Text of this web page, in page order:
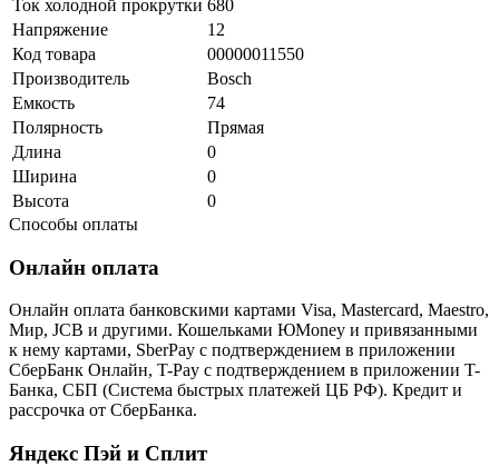
Ток холодной прокрутки 680
Напряжение
12
Код товара
00000011550
Производитель
Bosch
Емкость
74
Полярность
Прямая
Длина
0
Ширина
0
Высота
0
Способы оплаты
Онлайн оплата
Онлайн оплата банковскими картами Visa, Mastercard, Maestro,
Мир, JCB и другими. Кошельками ЮMoney и привязанными
к нему картами, SberPay с подтверждением в приложении
СберБанк Онлайн, T-Pay с подтверждением в приложении T-
Банка, СБП (Система быстрых платежей ЦБ РФ). Кредит и
рассрочка от СберБанка.
Яндекс Пэй и Сплит